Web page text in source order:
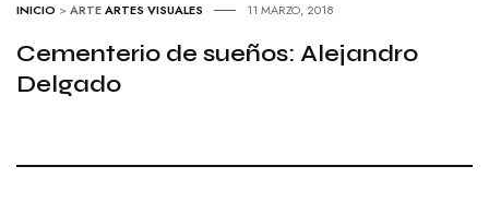
INICIO >ARTEARTES VISUALES 11 MARZO, 2018
Cementerio de sueños: Alejandro
Delgado